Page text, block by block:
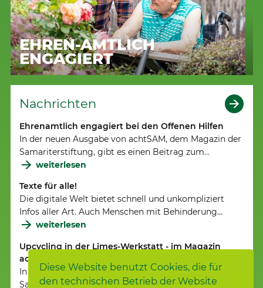
Diese Website benutzt Cookies, die für
den technischen Betrieb der Website
EHREN-AMTLICH
ENGAGIERT
Nachrichten
Ehrenamtlich engagiert bei den Offenen Hilfen
In der neuen Ausgabe von achtSAM, dem Magazin der
Samariterstiftung, gibt es einen Beitrag zum…
weiterlesen
Texte für alle!
Die digitale Welt bietet schnell und unkompliziert
Infos aller Art. Auch Menschen mit Behinderung…
weiterlesen
Upcycling in der Limes-Werkstatt - im Magazin
achtSAM
In der neuen Ausgabe von achtSAM, dem Magazin der
Samariterstiftung, gibt es einen BeitragUpcycling…